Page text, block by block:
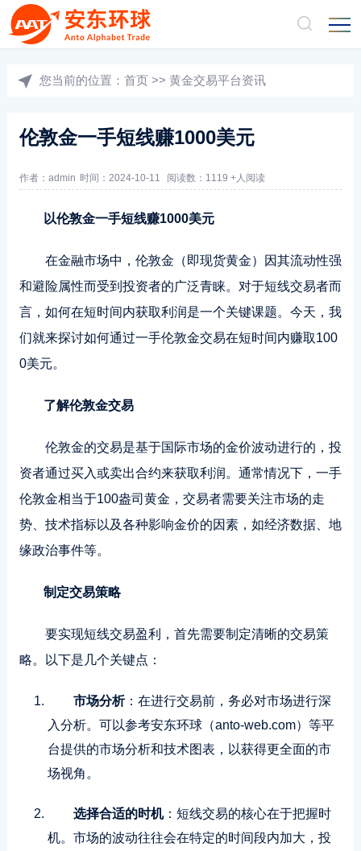
您当前的位置： 首页 >> 黄金交易平台资讯
伦敦金一手短线赚1000美元
作者：admin 时间：2024-10-11 阅读数：1119 +人阅读
以伦敦金一手短线赚1000美元
在金融市场中，伦敦金（即现货黄金）因其流动性强
和避险属性而受到投资者的广泛青睐。对于短线交易者而
言，如何在短时间内获取利润是一个关键课题。今天，我
们就来探讨如何通过一手伦敦金交易在短时间内赚取100
0美元。
了解伦敦金交易
伦敦金的交易是基于国际市场的金价波动进行的，投
资者通过买入或卖出合约来获取利润。通常情况下，一手
伦敦金相当于100盎司黄金，交易者需要关注市场的走
势、技术指标以及各种影响金价的因素，如经济数据、地
缘政治事件等。
制定交易策略
要实现短线交易盈利， 首先需要制定清晰的交易策
略。以下是几个关键点：
市场分析：在进行交易前，务必对市场进行深
入分析。可以参考安东环球（anto-web.com）等平
台提供的市场分析和技术图表，以获得更全面的市
场视角。
选择合适的时机：短线交易的核心在于把握时
机。市场的波动往往会在特定的时间段内加大，投